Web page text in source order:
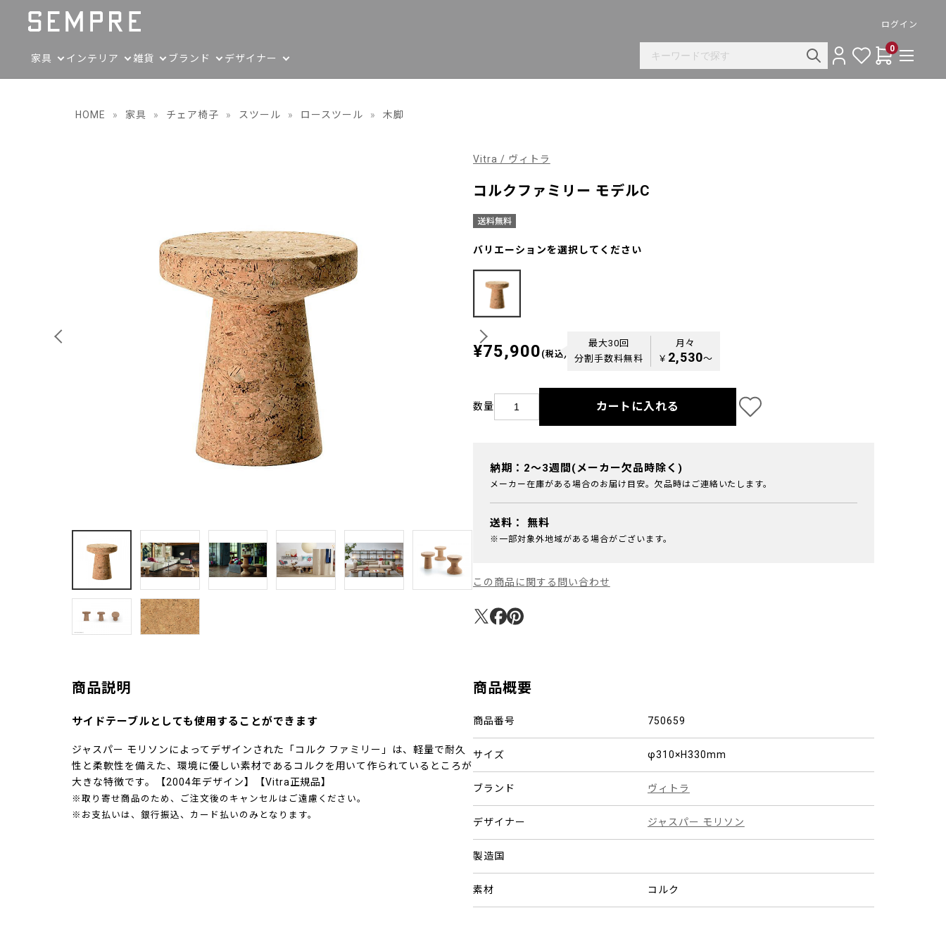
ログイン
家具 インテリア 雑貨 ブランド デザイナー
0
HOME » 家具 » チェア椅子 » スツール » ロースツール » 木脚
Vitra / ヴィトラ
コルクファミリー モデルC
バリエーションを選択してください
¥75,900 (税込)
最大30回
分割手数料無料
月々
￥ 2,530〜
数量 カートに入れる
納期：2～3週間(メーカー欠品時除く)
メーカー在庫がある場合のお届け目安。欠品時はご連絡いたします。
送料： 無料
※一部対象外地域がある場合がございます。
この商品に関する問い合わせ
商品説明
サイドテーブルとしても使用することができます
ジャスパー モリソンによってデザインされた「コルク ファミリー」は、軽量で耐久
性と柔軟性を備えた、環境に優しい素材であるコルクを用いて作られているところが
大きな特徴です。【2004年デザイン】【Vitra正規品】
※取り寄せ商品のため、ご注文後のキャンセルはご遠慮ください。
※お支払いは、銀行振込、カード払いのみとなります。
商品概要
商品番号 750659
サイズ φ310×H330mm
ブランド ヴィトラ
デザイナー ジャスパー モリソン
製造国
素材 コルク